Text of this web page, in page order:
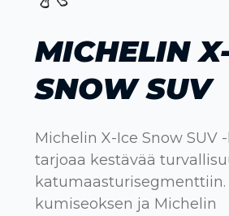
MICHELIN
SNOW SUV
Michelin X-Ice Snow SUV
tarjoaa kestävää
katumaasturisegmenttiin.
kumiseoksen ja Michelin